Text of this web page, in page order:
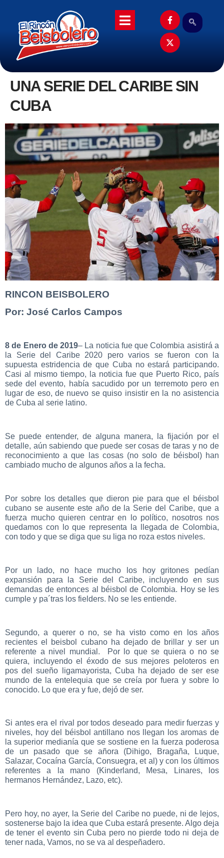
UNA SERIE DEL CARIBE SIN
CUBA
RINCON BEISBOLERO
Por: José Carlos Campos
8 de Enero de 2019– La noticia fue que Colombia asistirá a
la Serie del Caribe 2020 pero varios se fueron con la
supuesta estridencia de que Cuba no estará participando.
Casi al mismo tiempo, la noticia fue que Puerto Rico, país
sede del evento, había sacudido por un terremoto pero en
lugar de eso, de nuevo se quiso insistir en la no asistencia
de Cuba al serie latino.
Se puede entender, de alguna manera, la fijación por el
detalle, aún sabiendo que puede ser cosas de taras y no de
reconocimiento a que las cosas (no solo de béisbol) han
cambiado mucho de algunos años a la fecha.
Por sobre los detalles que dieron pie para que el béisbol
cubano se ausente este año de la Serie del Caribe, que a
fuerza mucho quieren centrar en lo político, nosotros nos
quedamos con lo que representa la llegada de Colombia,
con todo y que se diga que su liga no roza estos niveles.
Por un lado, no hace mucho los hoy gritones pedían
expansión para la Serie del Caribe, incluyendo en sus
demandas de entonces al béisbol de Colombia. Hoy se les
cumple y pa´tras los fielders. No se les entiende.
Segundo, a querer o no, se ha visto como en los años
recientes el beisbol cubano ha dejado de brillar y ser un
referente a nivel mundial. Por lo que se quiera o no se
quiera, incluyendo el éxodo de sus mejores peloteros en
pos del sueño ligamayorista, Cuba ha dejado de ser ese
mundo de la entelequia que se creía por fuera y sobre lo
conocido. Lo que era y fue, dejó de ser.
Si antes era el rival por todos deseado para medir fuerzas y
niveles, hoy del béisbol antillano nos llegan los aromas de
la superior medianía que se sostiene en la fuerza poderosa
de un pasado que se añora (Dihigo, Bragaña, Luque,
Salazar, Cocaína García, Consuegra, et al) y con los últimos
referentes a la mano (Kinderland, Mesa, Linares, los
hermanos Hernández, Lazo, etc).
Pero hoy, no ayer, la Serie del Caribe no puede, ni de lejos,
sostenerse bajo la idea que Cuba estará presente. Algo deja
de tener el evento sin Cuba pero no pierde todo ni deja de
tener nada, Vamos, no se va al despeñadero.